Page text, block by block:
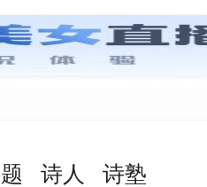
诗人 诗塾